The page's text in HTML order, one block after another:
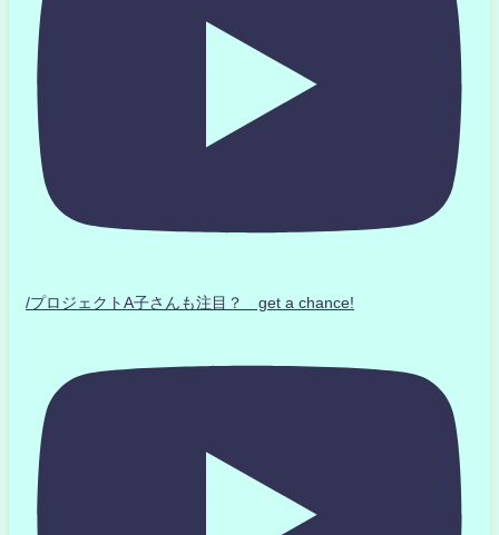
/プロジェクトA子さんも注目？ get a chance!